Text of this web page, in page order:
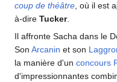
coup de théâtre , où il est
à-dire Tucker.
Il affronte Sacha dans le
Son Arcanin et son
la manière d'un concours
d'impressionnantes